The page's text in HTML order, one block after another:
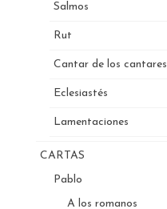
Salmos
Rut
Cantar de los cantares
Eclesiastés
Lamentaciones
CARTAS
Pablo
A los romanos